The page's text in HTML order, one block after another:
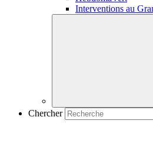
Interventions au
Chercher